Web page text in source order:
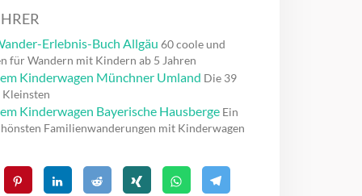
Erlebnis-Buch Allgäu 60 coole und
für Wandern mit Kindern ab 5 Jahren
Kinderwagen Münchner Umland Die 39
Kinderwagen Bayerische Hausberge Ein
Familienwanderungen mit Kinderwagen